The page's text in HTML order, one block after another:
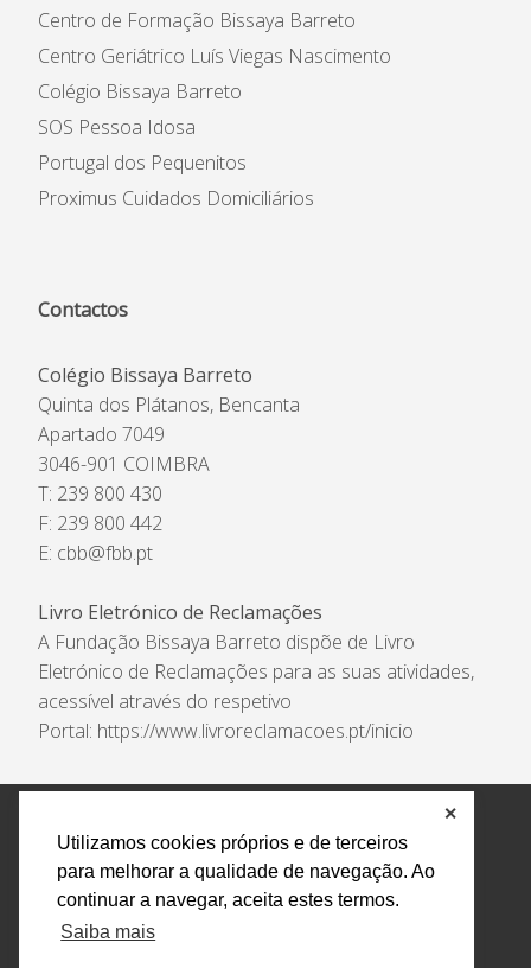
Utilizamos cookies próprios e de terceiros
para melhorar a qualidade de navegação. Ao
continuar a navegar, aceita estes termos.
Saiba mais
✕
Centro de Formação Bissaya Barreto
Centro Geriátrico Luís Viegas Nascimento
Colégio Bissaya Barreto
SOS Pessoa Idosa
Portugal dos Pequenitos
Proximus Cuidados Domiciliários
Contactos
Colégio Bissaya Barreto
Quinta dos Plátanos, Bencanta
Apartado 7049
3046-901 COIMBRA
T: 239 800 430
F: 239 800 442
E: cbb@fbb.pt
Livro Eletrónico de Reclamações
A Fundação Bissaya Barreto dispõe de Livro
Eletrónico de Reclamações para as suas atividades,
acessível através do respetivo
Portal: https://www.livroreclamacoes.pt/inicio
Política de Privacidade e Tratamento de Dados
Encarregado de Proteção de Dados
Livro Eletrónico
de Reclamações
Canal de Denúncias
Todos os direitos reservados Design by AM. Developed by